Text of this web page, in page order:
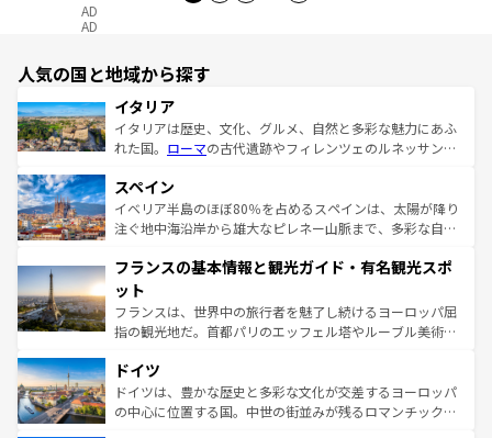
AD
AD
人気の国と地域から探す
イタリア
イタリアは歴史、文化、グルメ、自然と多彩な魅力にあふ
れた国。 ローマの古代遺跡やフィレンツェのルネッサンス
ろん、トスカーナの美しい田園風景やアマルフィ海岸の絶
景など、自然景観も見逃せない。観光の合間には、本場の
ピザやパスタなど、絶品のイタリア料理を堪能することも
ませてくれるイタリアで、忘れられない旅をしてみよう！
なお、新着のイタリア情報は
しい。
スペイン
イベリア半島のほぼ80％を占めるスペインは、太陽が降り
注ぐ地中海沿岸から雄大なピレネー山脈まで、多彩な自然
文化が根付くこの国では、情熱的なフラメンコ、熱気あふ
れる闘牛、そして美味しいタパスが生活の一部となってい
る。首都マドリードの洗練された雰囲気や、バルセロナの
アートに溢れた街角から、地方では古代ローマ遺跡や中世
せる。地方によって風土や気候が異なるスペインはその個
性で訪れる人を魅了する。 なお、新着のスペイン情報は コ
ンテンツ一覧を参照してほしい。
フランスの基本情報と観光ガイド・有名観光スポ
ット
フランスは、世界中の旅行者を魅了し続けるヨーロッパ屈
指の観光地だ。首都パリのエッフェル塔やルーブル美術館
で、幅広い魅力が詰まっている。華麗な宮殿、歴史的な大
聖堂、美しいビーチ、そして豊かな自然が、訪れる者を心
から魅了する。また、フランスは美食の国としても知ら
ドイツ
ドイツは、豊かな歴史と多彩な文化が交差するヨーロッパ
の中心に位置する国。中世の街並みが残るロマンチック街